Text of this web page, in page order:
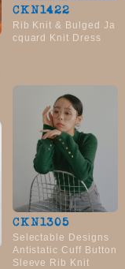
CKN1422
Rib Knit & Bulged Ja
cquard Knit Dress
CKN1305
Selectable Designs
Antistatic Cuff Button
Sleeve Rib Knit